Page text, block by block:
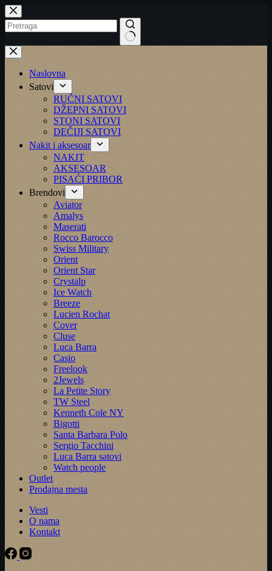
Preskoči
na
No
results
Naslovna
Satovi
RUČNI SATOVI
DŽEPNI SATOVI
STONI SATOVI
DEČIJI SATOVI
Nakit i aksesoar
NAKIT
AKSESOAR
PISAĆI PRIBOR
Brendovi
Aviator
Amalys
Maserati
Rocco Barocco
Swiss Military
Orient
Orient Star
Crystalp
Ice Watch
Breeze
Lucien Rochat
Cover
Cluse
Luca Barra
Casio
Freelook
2Jewels
La Petite Story
TW Steel
Kenneth Cole NY
Bigotti
Santa Barbara Polo
Sergio Tacchini
Luca Barra satovi
Watch people
Outlet
Prodajna mesta
Vesti
O nama
Kontakt